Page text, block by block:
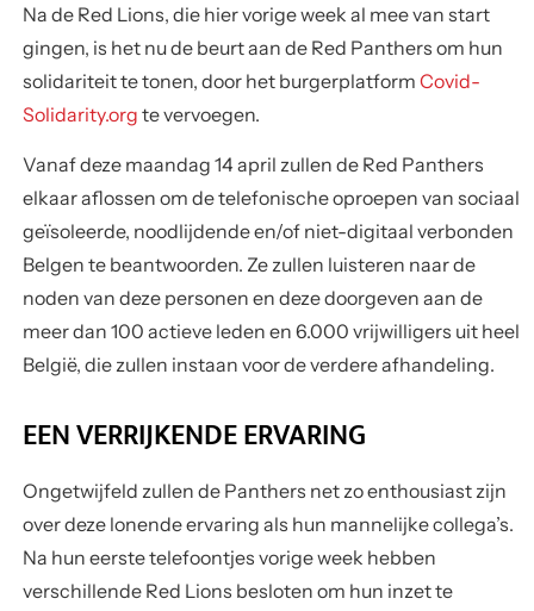
Na de Red Lions, die hier vorige week al mee van start
gingen, is het nu de beurt aan de Red Panthers om hun
solidariteit te tonen, door het burgerplatform Covid-
Solidarity.org te vervoegen.
Vanaf deze maandag 14 april zullen de Red Panthers
elkaar aflossen om de telefonische oproepen van sociaal
geïsoleerde, noodlijdende en/of niet-digitaal verbonden
Belgen te beantwoorden. Ze zullen luisteren naar de
noden van deze personen en deze doorgeven aan de
meer dan 100 actieve leden en 6.000 vrijwilligers uit heel
België, die zullen instaan voor de verdere afhandeling.
EEN VERRIJKENDE ERVARING
Ongetwijfeld zullen de Panthers net zo enthousiast zijn
over deze lonende ervaring als hun mannelijke collega’s.
Na hun eerste telefoontjes vorige week hebben
verschillende Red Lions besloten om hun inzet te